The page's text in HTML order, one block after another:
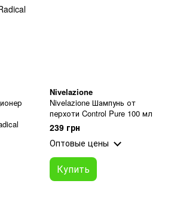
Nivelazione
Nivelazione Шампунь от
перхоти Control Pure 100 мл
239 грн
Оптовые цены
Купить